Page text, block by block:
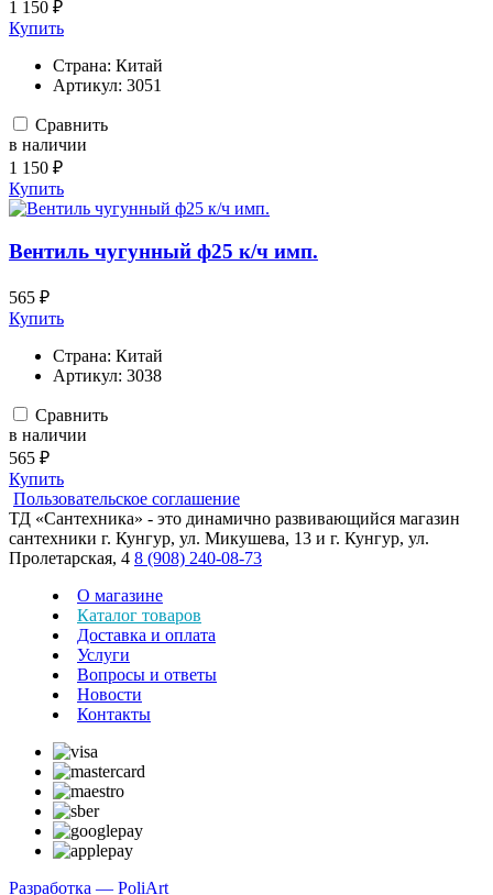
1 150 ₽
Купить
Страна: Китай
Артикул: 3051
Сравнить
в наличии
1 150 ₽
Купить
Вентиль чугунный ф25 к/ч имп.
565 ₽
Купить
Страна: Китай
Артикул: 3038
Сравнить
в наличии
565 ₽
Купить
Пользовательское соглашение
ТД «Сантехника» - это динамично развивающийся магазин
сантехники г. Кунгур, ул. Микушева, 13 и г. Кунгур, ул.
Пролетарская, 4 8 (908) 240-08-73
О магазине
Каталог товаров
Доставка и оплата
Услуги
Вопросы и ответы
Новости
Контакты
Разработка — PoliArt